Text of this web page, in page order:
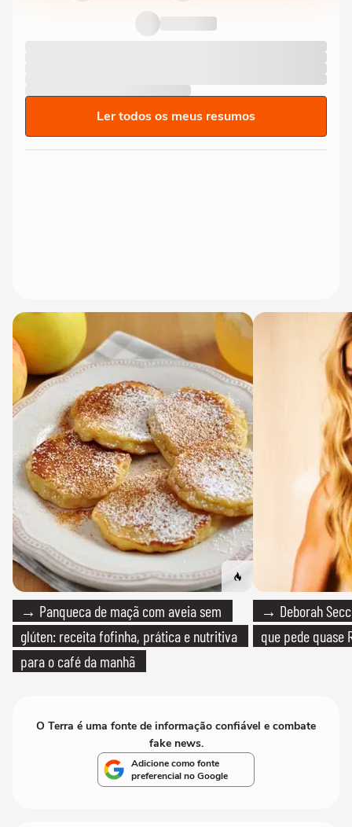
Ler todos os meus resumos
→ Panqueca de maçã com aveia sem
glúten: receita fofinha, prática e nutritiva
para o café da manhã
→ Deborah
que pede quase
O Terra é uma fonte de informação confiável e combate
fake news.
Adicione como fonte
preferencial no Google